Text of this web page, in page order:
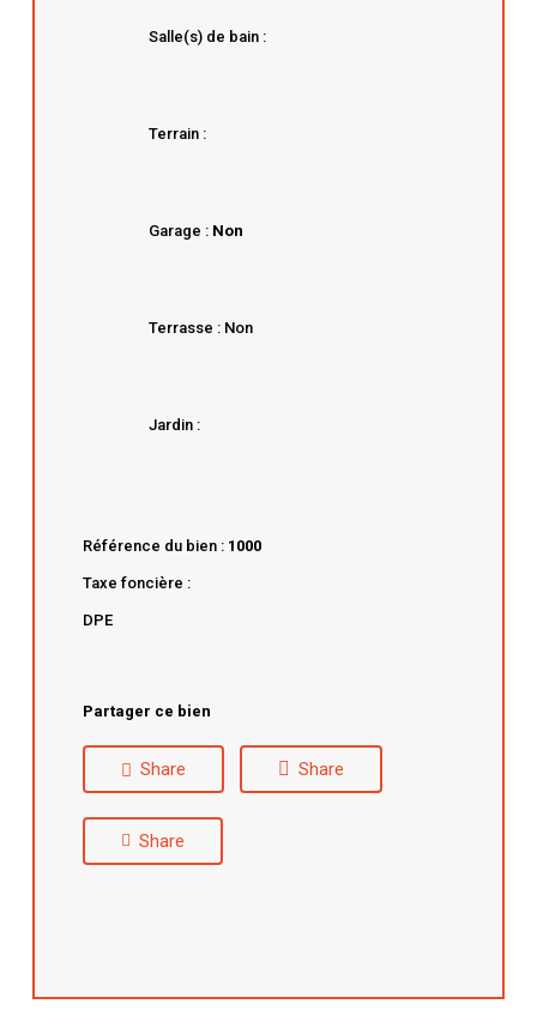
Salle(s) de bain :
Terrain :
Garage : Non
Terrasse : Non
Jardin :
Référence du bien : 1000
Taxe foncière :
DPE
Partager ce bien
Share Share
Share